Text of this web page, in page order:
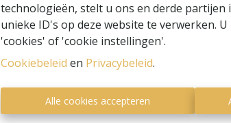
technologieën, stelt u ons en derde
unieke ID's op deze website te verwerken.
'cookies' of 'cookie instellingen'.
Cookiebeleid en Privacybeleid.
Alle cookies accepteren